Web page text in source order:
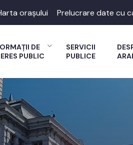
orașului Prelucrare date cu
DE
PUBLIC
SERVICII
PUBLICE